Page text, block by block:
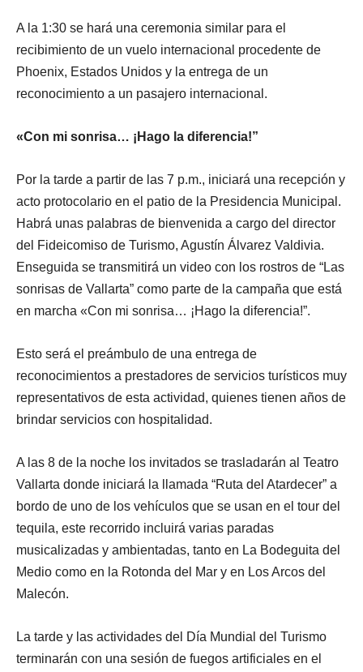
A la 1:30 se hará una ceremonia similar para el
recibimiento de un vuelo internacional procedente de
Phoenix, Estados Unidos y la entrega de un
reconocimiento a un pasajero internacional.
«Con mi sonrisa… ¡Hago la diferencia!”
Por la tarde a partir de las 7 p.m., iniciará una recepción y
acto protocolario en el patio de la Presidencia Municipal.
Habrá unas palabras de bienvenida a cargo del director
del Fideicomiso de Turismo, Agustín Álvarez Valdivia.
Enseguida se transmitirá un video con los rostros de “Las
sonrisas de Vallarta” como parte de la campaña que está
en marcha «Con mi sonrisa… ¡Hago la diferencia!”.
Esto será el preámbulo de una entrega de
reconocimientos a prestadores de servicios turísticos muy
representativos de esta actividad, quienes tienen años de
brindar servicios con hospitalidad.
A las 8 de la noche los invitados se trasladarán al Teatro
Vallarta donde iniciará la llamada “Ruta del Atardecer” a
bordo de uno de los vehículos que se usan en el tour del
tequila, este recorrido incluirá varias paradas
musicalizadas y ambientadas, tanto en La Bodeguita del
Medio como en la Rotonda del Mar y en Los Arcos del
Malecón.
La tarde y las actividades del Día Mundial del Turismo
terminarán con una sesión de fuegos artificiales en el